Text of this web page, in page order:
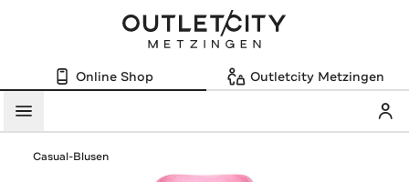
Online Shop Outletcity Metzingen
Menü
Casual-Blusen